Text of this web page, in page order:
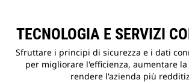
TECNOLOGIA E SERVIZI
Sfruttare i principi di sicurezza e i dati
per migliorare l'efficienza, aumentare
rendere l'azienda più